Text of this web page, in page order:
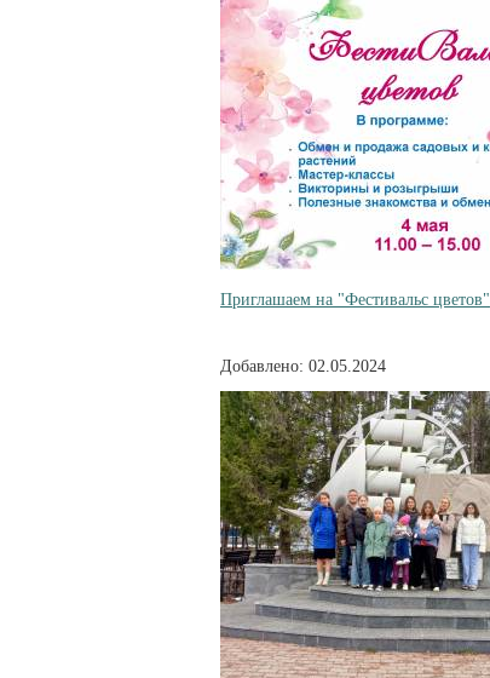
Приглашаем на "Фестивальс цветов"
Добавлено: 02.05.2024